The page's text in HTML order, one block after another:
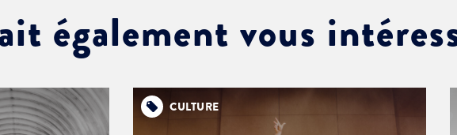
également vous
CULTURE